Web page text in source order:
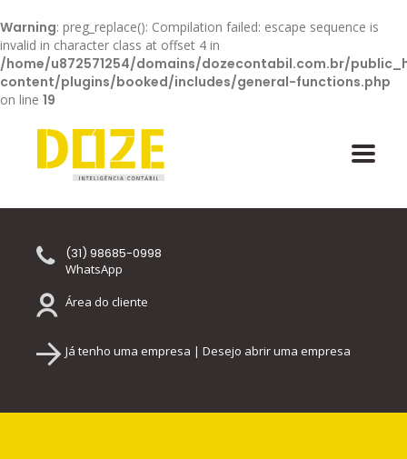
Warning: preg_replace(): Compilation failed: escape sequence is
invalid in character class at offset 4 in
/home/u872571254/domains/dozecontabil.com.br/
content/plugins/booked/includes/general-functions.php
on line 19
(31) 98685-0998
WhatsApp
Área do cliente
Já tenho uma empresa | Desejo abrir uma empresa